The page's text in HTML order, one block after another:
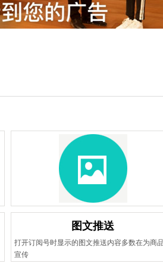
图文推送
打开订阅号时显示的图文推送内容多数在为商
宣传